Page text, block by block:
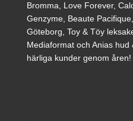
Bromma, Love Forever,
Genzyme, Beaute
Göteborg, Toy & Töy
Mediaformat och Anias
härliga kunder genom åren!